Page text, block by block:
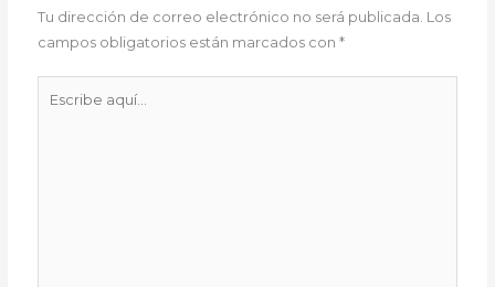
Tu dirección de correo electrónico no será publicada. Los
campos obligatorios están marcados con*